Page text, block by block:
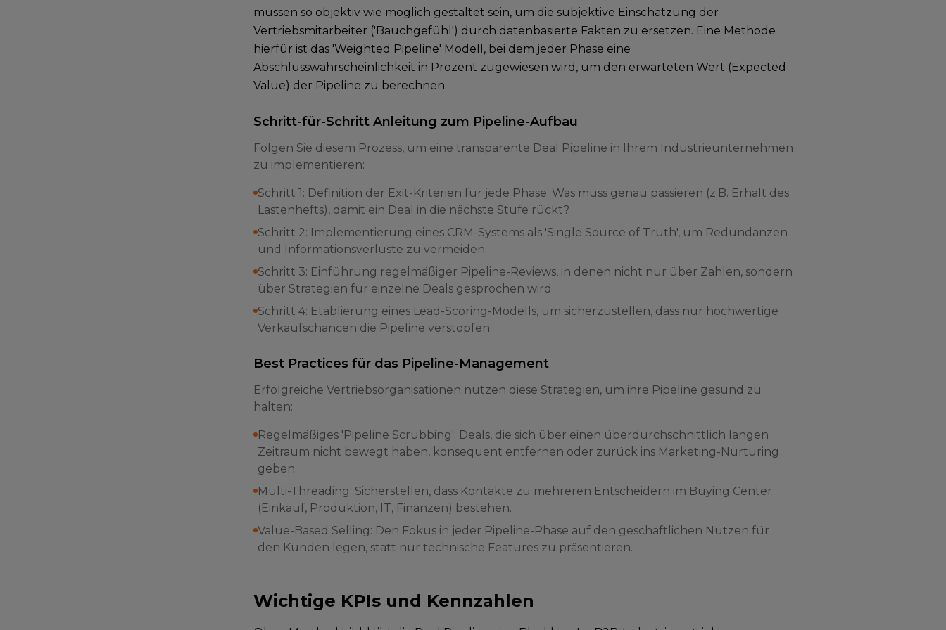
müssen so objektiv wie möglich gestaltet sein, um die subjektive Einschätzung der
Vertriebsmitarbeiter ('Bauchgefühl') durch datenbasierte Fakten zu ersetzen. Eine Methode
hierfür ist das 'Weighted Pipeline' Modell, bei dem jeder Phase eine
Abschlusswahrscheinlichkeit in Prozent zugewiesen wird, um den erwarteten Wert (Expected
Value) der Pipeline zu berechnen.
Schritt-für-Schritt Anleitung zum Pipeline-Aufbau
Folgen Sie diesem Prozess, um eine transparente Deal Pipeline in Ihrem Industrieunternehmen
zu implementieren:
Schritt 1: Definition der Exit-Kriterien für jede Phase. Was muss genau passieren (z.B. Erhalt des
Lastenhefts), damit ein Deal in die nächste Stufe rückt?
Schritt 2: Implementierung eines CRM-Systems als 'Single Source of Truth', um Redundanzen
und Informationsverluste zu vermeiden.
Schritt 3: Einführung regelmäßiger Pipeline-Reviews, in denen nicht nur über Zahlen, sondern
über Strategien für einzelne Deals gesprochen wird.
Schritt 4: Etablierung eines Lead-Scoring-Modells, um sicherzustellen, dass nur hochwertige
Verkaufschancen die Pipeline verstopfen.
Best Practices für das Pipeline-Management
Erfolgreiche Vertriebsorganisationen nutzen diese Strategien, um ihre Pipeline gesund zu
halten:
Regelmäßiges 'Pipeline Scrubbing': Deals, die sich über einen überdurchschnittlich langen
Zeitraum nicht bewegt haben, konsequent entfernen oder zurück ins Marketing-Nurturing
geben.
Multi-Threading: Sicherstellen, dass Kontakte zu mehreren Entscheidern im Buying Center
(Einkauf, Produktion, IT, Finanzen) bestehen.
Value-Based Selling: Den Fokus in jeder Pipeline-Phase auf den geschäftlichen Nutzen für
den Kunden legen, statt nur technische Features zu präsentieren.
Wichtige KPIs und Kennzahlen